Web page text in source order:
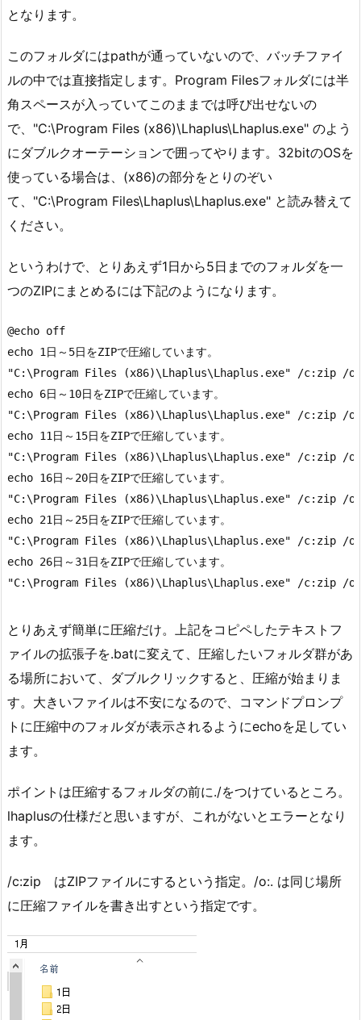
となります。
このフォルダにはpathが通っていないので、バッチファイ
ルの中では直接指定します。Program Filesフォルダには半
角スペースが入っていてこのままでは呼び出せないの
で、"C:\Program Files (x86)\Lhaplus\Lhaplus.exe" のよう
にダブルクオーテーションで囲ってやります。32bitのOSを
使っている場合は、(x86)の部分をとりのぞい
て、"C:\Program Files\Lhaplus\Lhaplus.exe" と読み替えて
ください。
というわけで、とりあえず1日から5日までのフォルダを一
つのZIPにまとめるには下記のようになります。
@echo off
echo 1日～5日をZIPで圧縮しています。
"C:\Program Files (x86)\Lhaplus\Lhaplus.exe" /c:zip
echo 6日～10日をZIPで圧縮しています。
"C:\Program Files (x86)\Lhaplus\Lhaplus.exe" /c:zip
echo 11日～15日をZIPで圧縮しています。
"C:\Program Files (x86)\Lhaplus\Lhaplus.exe" /c:zip /
echo 16日～20日をZIPで圧縮しています。
"C:\Program Files (x86)\Lhaplus\Lhaplus.exe" /c:zip /
echo 21日～25日をZIPで圧縮しています。
"C:\Program Files (x86)\Lhaplus\Lhaplus.exe" /c:zip /
echo 26日～31日をZIPで圧縮しています。
"C:\Program Files (x86)\Lhaplus\Lhaplus.exe" /c:zip
とりあえず簡単に圧縮だけ。上記をコピペしたテキストフ
ァイルの拡張子を.batに変えて、圧縮したいフォルダ群があ
る場所において、ダブルクリックすると、圧縮が始まりま
す。大きいファイルは不安になるので、コマンドプロンプ
トに圧縮中のフォルダが表示されるようにechoを足してい
ます。
ポイントは圧縮するフォルダの前に./をつけているところ。
lhaplusの仕様だと思いますが、これがないとエラーとなり
ます。
/c:zip はZIPファイルにするという指定。/o:. は同じ場所
に圧縮ファイルを書き出すという指定です。